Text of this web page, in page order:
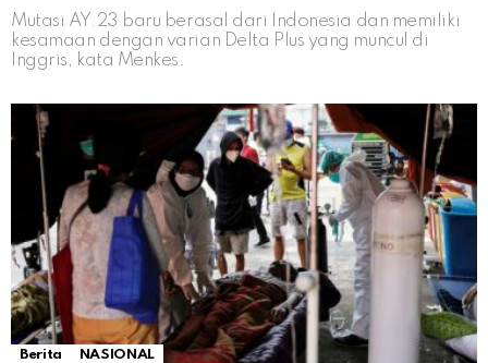
Mutasi AY.23 baru berasal dari Indonesia dan memiliki
kesamaan dengan varian Delta Plus yang muncul di
Inggris, kata Menkes.
Berita NASIONAL